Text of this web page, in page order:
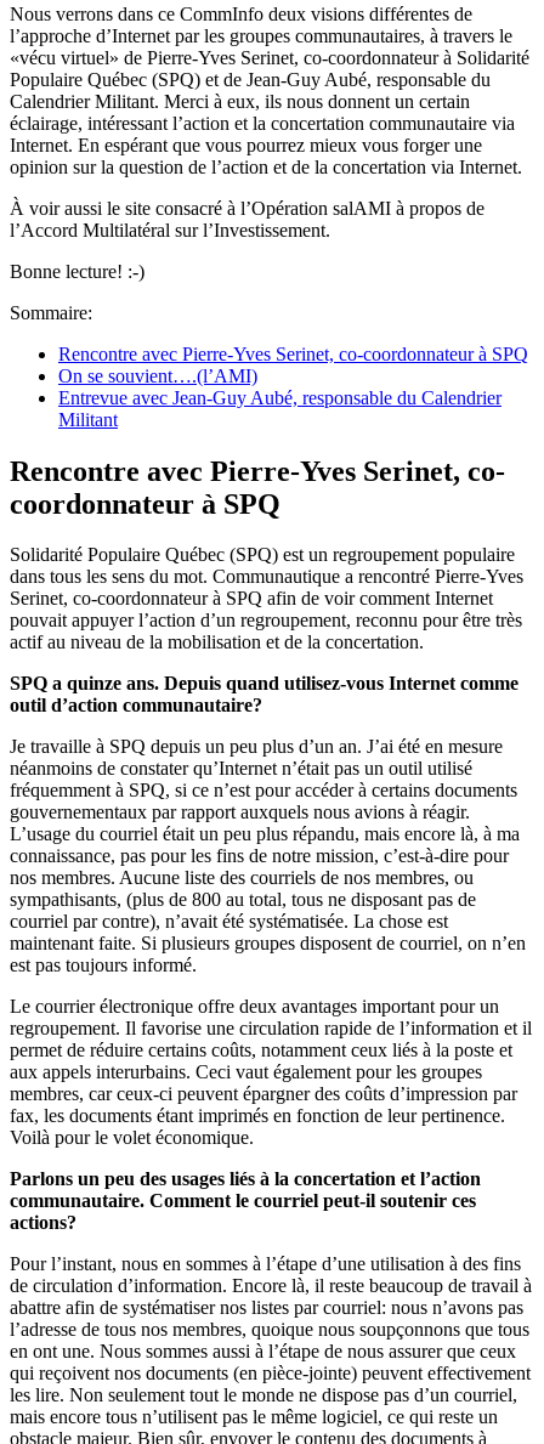
Nous verrons dans ce CommInfo deux visions différentes de
l’approche d’Internet par les groupes communautaires, à travers le
«vécu virtuel» de Pierre-Yves Serinet, co-coordonnateur à Solidarité
Populaire Québec (SPQ) et de Jean-Guy Aubé, responsable du
Calendrier Militant. Merci à eux, ils nous donnent un certain
éclairage, intéressant l’action et la concertation communautaire via
Internet. En espérant que vous pourrez mieux vous forger une
opinion sur la question de l’action et de la concertation via Internet.
À voir aussi le site consacré à l’Opération salAMI à propos de
l’Accord Multilatéral sur l’Investissement.
Bonne lecture! :-)
Sommaire:
Rencontre avec Pierre-Yves Serinet, co-coordonnateur à SPQ
On se souvient….(l’AMI)
Entrevue avec Jean-Guy Aubé, responsable du Calendrier
Militant
Rencontre avec Pierre-Yves Serinet, co-
coordonnateur à SPQ
Solidarité Populaire Québec (SPQ) est un regroupement populaire
dans tous les sens du mot. Communautique a rencontré Pierre-Yves
Serinet, co-coordonnateur à SPQ afin de voir comment Internet
pouvait appuyer l’action d’un regroupement, reconnu pour être très
actif au niveau de la mobilisation et de la concertation.
SPQ a quinze ans. Depuis quand utilisez-vous Internet comme
outil d’action communautaire?
Je travaille à SPQ depuis un peu plus d’un an. J’ai été en mesure
néanmoins de constater qu’Internet n’était pas un outil utilisé
fréquemment à SPQ, si ce n’est pour accéder à certains documents
gouvernementaux par rapport auxquels nous avions à réagir.
L’usage du courriel était un peu plus répandu, mais encore là, à ma
connaissance, pas pour les fins de notre mission, c’est-à-dire pour
nos membres. Aucune liste des courriels de nos membres, ou
sympathisants, (plus de 800 au total, tous ne disposant pas de
courriel par contre), n’avait été systématisée. La chose est
maintenant faite. Si plusieurs groupes disposent de courriel, on n’en
est pas toujours informé.
Le courrier électronique offre deux avantages important pour un
regroupement. Il favorise une circulation rapide de l’information et il
permet de réduire certains coûts, notamment ceux liés à la poste et
aux appels interurbains. Ceci vaut également pour les groupes
membres, car ceux-ci peuvent épargner des coûts d’impression par
fax, les documents étant imprimés en fonction de leur pertinence.
Voilà pour le volet économique.
Parlons un peu des usages liés à la concertation et l’action
communautaire. Comment le courriel peut-il soutenir ces
actions?
Pour l’instant, nous en sommes à l’étape d’une utilisation à des fins
de circulation d’information. Encore là, il reste beaucoup de travail à
abattre afin de systématiser nos listes par courriel: nous n’avons pas
l’adresse de tous nos membres, quoique nous soupçonnons que tous
en ont une. Nous sommes aussi à l’étape de nous assurer que ceux
qui reçoivent nos documents (en pièce-jointe) peuvent effectivement
les lire. Non seulement tout le monde ne dispose pas d’un courriel,
mais encore tous n’utilisent pas le même logiciel, ce qui reste un
obstacle majeur. Bien sûr, envoyer le contenu des documents à